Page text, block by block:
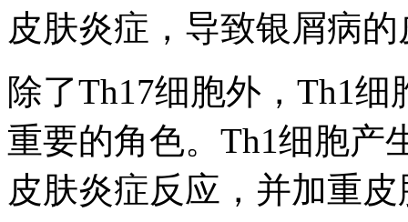
皮肤炎症，导致银屑病
除了Th17细胞外，Th1
重要的角色。Th1细胞产
皮肤炎症反应，并加重